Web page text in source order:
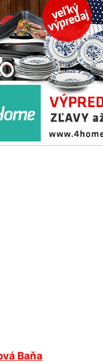
Baňa